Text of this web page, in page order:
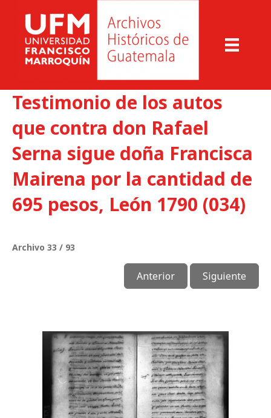
Testimonio de los autos
que contra don Rafael
Serna sigue doña Francisca
Mairena por la cantidad de
695 pesos, León 1790 (034)
Archivo 33 / 93
Anterior Siguiente